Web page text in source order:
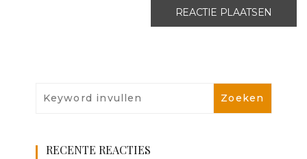
RECENTE REACTIES